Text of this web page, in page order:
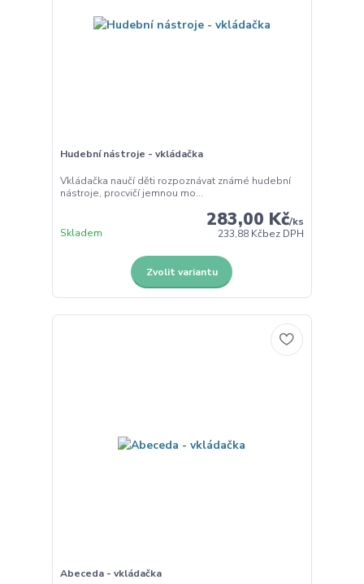
Hudební nástroje - vkládačka
Vkládačka naučí děti rozpoznávat známé hudební
nástroje, procvičí jemnou mo...
283,00 Kč/ks
233,88 Kčbez DPH
Skladem
Zvolit variantu
Abeceda - vkládačka